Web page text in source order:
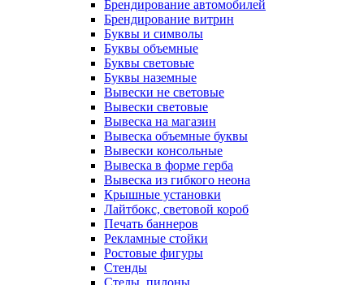
Брендирование автомобилей
Брендирование витрин
Буквы и символы
Буквы объемные
Буквы световые
Буквы наземные
Вывески не световые
Вывески световые
Вывеска на магазин
Вывеска объемные буквы
Вывески консольные
Вывеска в форме герба
Вывеска из гибкого неона
Крышные установки
Лайтбокс, световой короб
Печать баннеров
Рекламные стойки
Ростовые фигуры
Стенды
Стелы, пилоны